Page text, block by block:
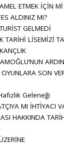
ETMEK İÇİN
ALDINIZ MI?
GELMEDİ
TARİHİ LİSEMİZİ
SON
Geleneği
MI İHTİYACI
HAKKINDA